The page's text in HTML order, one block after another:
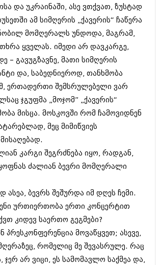
არქივი
(162)
(223)
(244)
(194)
(256)
2018 (208)
2018 (215)
(103)
(209)
(204)
და უკრაინაში, ასე ვთქვათ, ზუსტად
ამ სიმღერის „ქავერის“ ჩაწერა
მომღერალს უნდოდა, მაგრამ,
ყველას. იმედი არ დავკარგე,
– გავუგზავნე, მათი სიმღერის
და, საბედნიეროდ, თანხმობა
ერთადერთი შემსრულებელი ვარ
ჯგუფმა „მოჯომ” „ქავერის“
მისცა. მოსკოვში რომ ჩამოვიდნენ
მეც მიმიწვიეს
კარგი შეგრძნება იყო, რადგან,
ძალიან ბევრი მომღერალი
ასეა, ბევრს შეშურდა იმ დღეს ჩემი.
ურთიერთობა ერთი კონცერტით
კიდევ საერთო გეგმები?
პრესკონფერენცია მოვაწყვეთ; ასევე,
რომელიც მე შევასრულე. რაც
ჯერ არ ვიცი, ეს სამომავლო საქმეა და,